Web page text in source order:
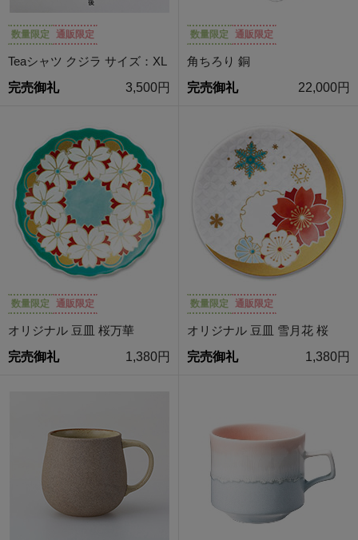
数量限定 通販限定
Teaシャツ クジラ サイズ：XL
完売御礼
3,500円
数量限定 通販限定
角ちろり 銅
完売御礼
22,000円
数量限定 通販限定
オリジナル 豆皿 桜万華
完売御礼
1,380円
数量限定 通販限定
オリジナル 豆皿 雪月花 桜
完売御礼
1,380円